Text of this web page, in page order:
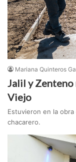
Mariana Quinteros
Jalil y
Viejo
Estuvieron en la
chacarero.